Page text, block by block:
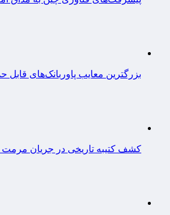
بزرگترین معایب پاوربانک‌های قابل
کشف کتیبه تاریخی در جریان مرمت